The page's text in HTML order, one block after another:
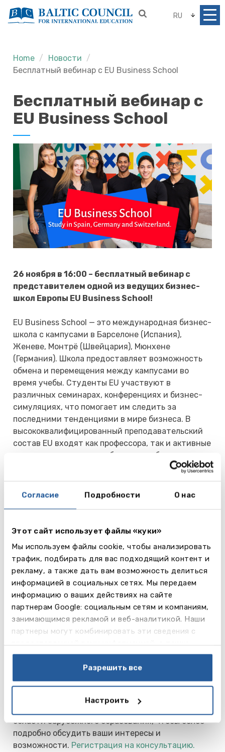
Согласие Подробности О нас
Этот сайт использует файлы «куки»
Мы используем файлы cookie, чтобы анализировать
трафик, подбирать для вас подходящий контент и
рекламу, а также дать вам возможность делиться
информацией в социальных сетях. Мы передаем
информацию о ваших действиях на сайте
партнерам Google: социальным сетям и компаниям,
занимающимся рекламой и веб-аналитикой. Наши
партнеры могут комбинировать эти сведения с
данными, которые они получили при использовании
Разрешить все
Настроить
RU
Home
Новости
Бесплатный вебинар с EU Business School
Бесплатный вебинар с
EU Business School
26 ноября в 16:00 – бесплатный вебинар с
представителем одной из ведущих бизнес-
школ Европы EU Business School!
EU Business School — это международная бизнес-
школа с кампусами в Барселоне (Испания),
Женеве, Монтрё (Швейцария), Мюнхене
(Германия). Школа предоставляет возможность
обмена и перемещения между кампусами во
время учебы. Студенты EU участвуют в
различных семинарах, конференциях и бизнес-
симуляциях, что помогает им следить за
последними тенденциями в мире бизнеса. В
высококвалифицированный преподавательский
состав EU входят как профессора, так и активные
члены международного бизнес-сообщества, в
том числе предприниматели, консультанты и
School трудоустраиваются в течение 6 месяцев
бакалавра и магистратуры в сфере бизнес-
администрирования, туризма, международных
отношений, финансов, спортивного
менеджмента, маркетинга, коммуникаций и др.
Записывайтесь на бесплатный вебинар, чтобы
узнать больше о программах, вступительных
требованиях и студенческой жизни в EU
Business School.
Латвия:здесь
Приглашаем вас записаться на бесплатную
области зарубежного образования, чтобы более
подробно обсудить ваши интересы и
возможности. Регистрация на консультацию.